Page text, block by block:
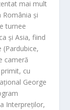
mai mult
România și
turnee
și Asia, fiind
cameră
cu
George
Interpreților,